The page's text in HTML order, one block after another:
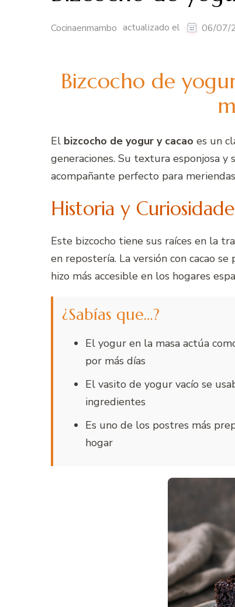
Cocinaenmambo actualizado el 06/07/
Bizcocho de
El bizcocho de yogur y cacao es un
generaciones. Su textura esponjosa
acompañante perfecto para
Historia y
Este bizcocho tiene sus raíces en la
en repostería. La versión con cacao
hizo más accesible en los hogares
¿Sabías que…?
El yogur en la masa actúa
por más días
El vasito de yogur vacío se
ingredientes
Es uno de los postres más
hogar